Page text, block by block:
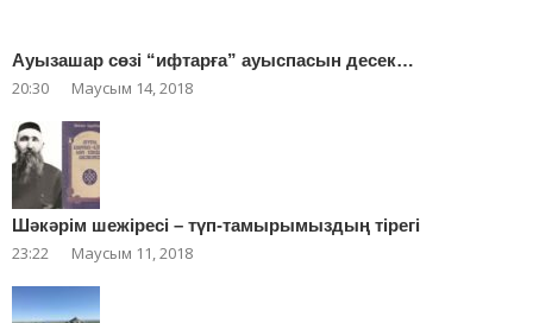
Ауызашар сөзі “ифтарға” ауыспасын десек…
20:30 Маусым 14, 2018
Шәкәрім шежіресі – түп-тамырымыздың тірегі
23:22 Маусым 11, 2018